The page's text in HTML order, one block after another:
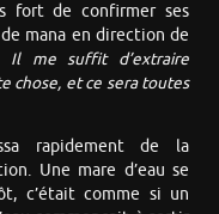
fort de confirmer ses
mana en direction de
Il me suffit d’extraire
chose, et ce sera toutes
rapidement de la
Une mare d’eau se
c’était comme si un